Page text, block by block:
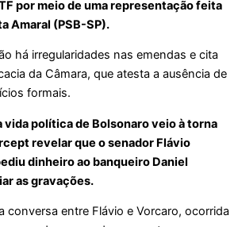
por meio de uma representação feita
Amaral (PSB-SP).
há irregularidades nas emendas e cita
da Câmara, que atesta a ausência de
formais.
vida política de Bolsonaro veio à torna
revelar que o senador Flávio
dinheiro ao banqueiro Daniel
as gravações.
conversa entre Flávio e Vorcaro, ocorrida